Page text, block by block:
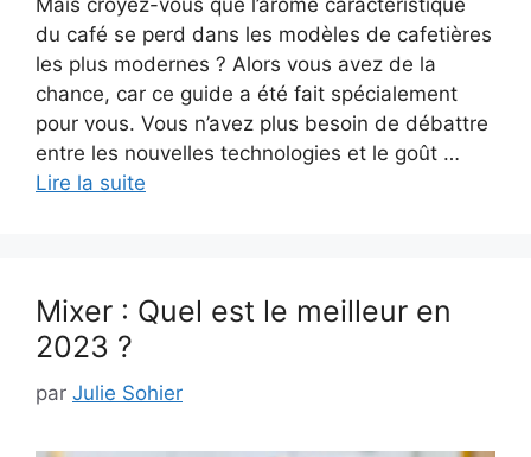
Mais croyez-vous que l’arôme caractéristique
du café se perd dans les modèles de cafetières
les plus modernes ? Alors vous avez de la
chance, car ce guide a été fait spécialement
pour vous. Vous n’avez plus besoin de débattre
entre les nouvelles technologies et le goût …
Lire la suite
Mixer : Quel est le meilleur en
2023 ?
par Julie Sohier